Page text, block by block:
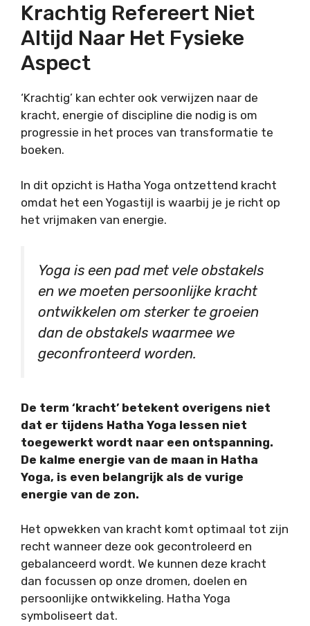
Krachtig Refereert Niet
Altijd Naar Het Fysieke
Aspect
‘Krachtig’ kan echter ook verwijzen naar de
kracht, energie of discipline die nodig is om
progressie in het proces van transformatie te
boeken.
In dit opzicht is Hatha Yoga ontzettend kracht
omdat het een Yogastijl is waarbij je je richt op
het vrijmaken van energie.
Yoga is een pad met vele obstakels
en we moeten persoonlijke kracht
ontwikkelen om sterker te groeien
dan de obstakels waarmee we
geconfronteerd worden.
De term ‘kracht’ betekent overigens niet
dat er tijdens Hatha Yoga lessen niet
toegewerkt wordt naar een ontspanning.
De kalme energie van de maan in Hatha
Yoga, is even belangrijk als de vurige
energie van de zon.
Het opwekken van kracht komt optimaal tot zijn
recht wanneer deze ook gecontroleerd en
gebalanceerd wordt. We kunnen deze kracht
dan focussen op onze dromen, doelen en
persoonlijke ontwikkeling. Hatha Yoga
symboliseert dat.